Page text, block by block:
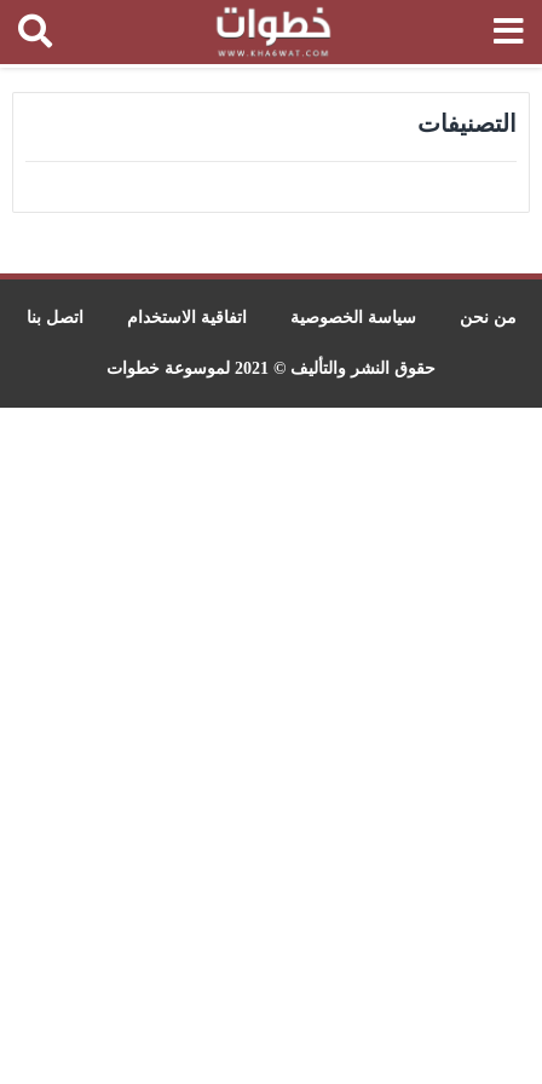
التصنيفات
من نحن سياسة الخصوصية اتفاقية الاستخدام اتصل بنا
حقوق النشر والتأليف © 2021 لموسوعة خطوات